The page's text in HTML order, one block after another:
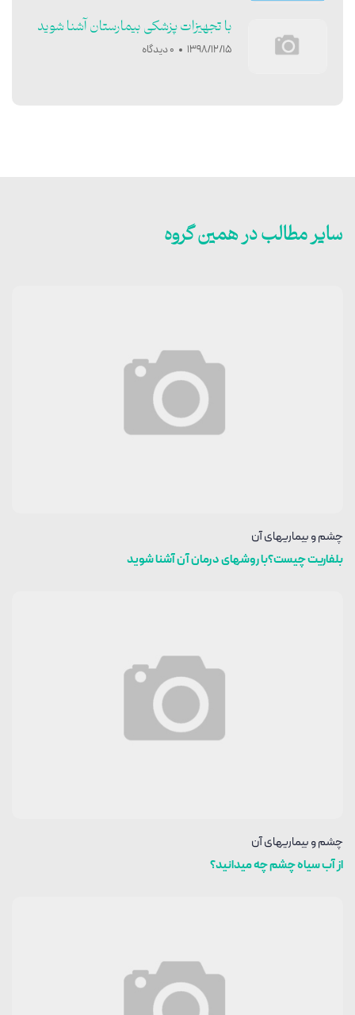
با تجهیزات پزشکی بیمارستان آشنا شوید
1398/12/15 0 دیدگاه
سایر مطالب در همین گروه
چشم و بیماریهای آن
بلفاریت چیست؟با روشهای درمان آن آشنا شوید
چشم و بیماریهای آن
از آب سیاه چشم چه میدانید؟